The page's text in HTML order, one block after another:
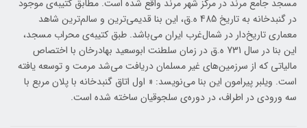
مسجد جامع مرند در مرکز شهر مرند واقع شده است. مطابق کتیبه‌ی موجود
در گنبدخانه به تاریخ 485 ه.ق، این بنا قدیمی‌ترین و سالم‌ترین شاهد
معماری تاریخ‌دار در شمال‌غرب ایران می‌باشد. طبق کتیبه‌ی محراب مسجد،
این بنا در سال 731 ه.ق در زمان سلطنت ابوسعید بهادرخان با اختصاص
مالیاتی که از سرزمین‌های غیر مسلمان دریافت می‌شد مرمت و توسعه یافته
است. ویلبر پیرامون این بنا می‌نویسد: « اول اتاق گنبدخانه با پلان مربع با
سه ورودی در اطراف، در دوره‌ی سلجوقیان ساخته شده است.